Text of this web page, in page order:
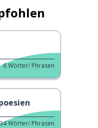
6Wörter/ Phrasen
34Wörter/ Phrasen